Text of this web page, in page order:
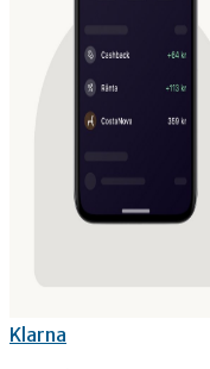
Klarna